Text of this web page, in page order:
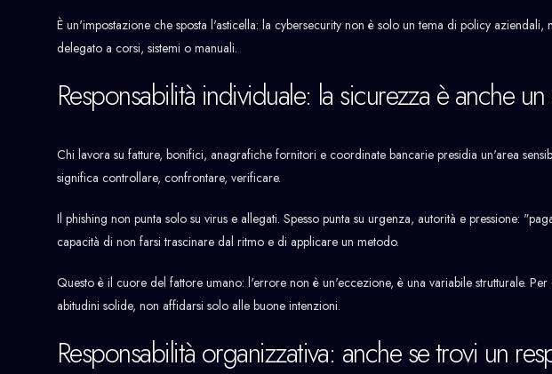
È un'impostazione che sposta l'asticella: la cybersecurity non è solo un tema di policy
delegato a corsi, sistemi o manuali.
Responsabilità individuale: la sicurezza è anche
Chi lavora su fatture, bonifici, anagrafiche fornitori e coordinate bancarie presidia un'area
significa controllare, confrontare, verificare.
Il phishing non punta solo su virus e allegati. Spesso punta su urgenza, autorità e pressione:
capacità di non farsi trascinare dal ritmo e di applicare un metodo.
Questo è il cuore del fattore umano: l'errore non è un'eccezione, è una variabile strutturale.
abitudini solide, non affidarsi solo alle buone intenzioni.
Responsabilità organizzativa: anche se trovi un